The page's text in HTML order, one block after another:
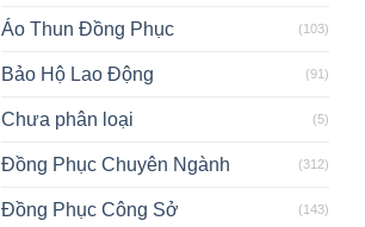
Áo Thun Đồng Phục (103)
Bảo Hộ Lao Động (91)
Chưa phân loại (5)
Đồng Phục Chuyên Ngành (312)
Đồng Phục Công Sở (143)